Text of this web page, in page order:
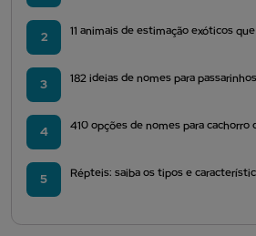
2 11 animais de estimação exóticos
3 182 ideias de nomes para
4 410 opções de nomes para
5 Répteis: saiba os tipos e